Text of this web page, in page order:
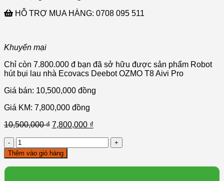
HỖ TRỢ MUA HÀNG: 0708 095 511
Khuyến mại
Chỉ còn 7.800.000 đ bạn đã sở hữu được sản phẩm Robot
hút bụi lau nhà Ecovacs Deebot OZMO T8 Aivi Pro
Giá bán: 10,500,000 đồng
Giá KM: 7,800,000 đồng
10,500,000₫ 7,800,000 ₫
Robot
hút
bụi
lau
Thêm vào giỏ hàng